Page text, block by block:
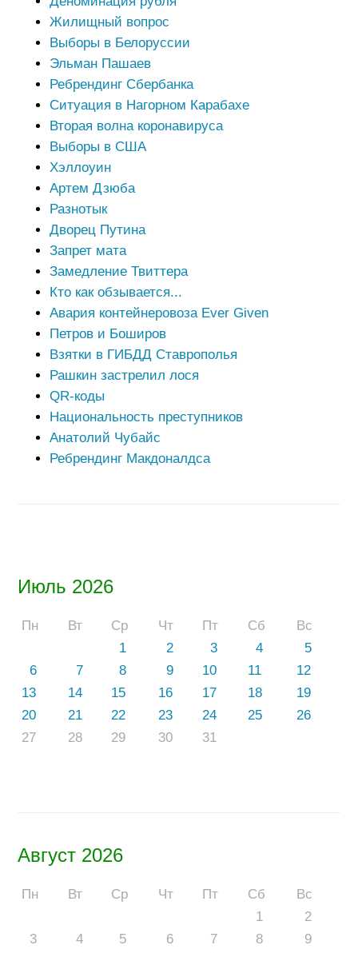
Июль 2026
Пн Вт Ср Чт Пт Сб
Вс
1
2 3 4
5
6
7 8 9 10 11
12
13
14 15 16 17 18
19
20
21 22 23 24 25
26
27
28 29 30 31
Август 2026
Пн Вт Ср Чт Пт Сб
Вс
1
2
3
4 5 6 7 8
9
Жилищный вопрос
Выборы в Белоруссии
Эльман Пашаев
Ребрендинг Сбербанка
Ситуация в Нагорном Карабахе
Вторая волна коронавируса
Выборы в США
Хэллоуин
Артем Дзюба
Разнотык
Дворец Путина
Запрет мата
Замедление Твиттера
Кто как обзывается...
Авария контейнеровоза Ever Given
Петров и Боширов
Взятки в ГИБДД Ставрополья
Рашкин застрелил лося
QR-коды
Национальность преступников
Анатолий Чубайс
Ребрендинг Макдоналдса